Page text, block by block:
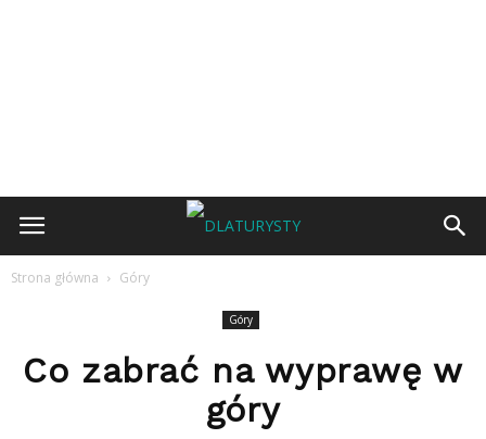
Strona główna Góry
Góry
Co zabrać na wyprawę w
góry